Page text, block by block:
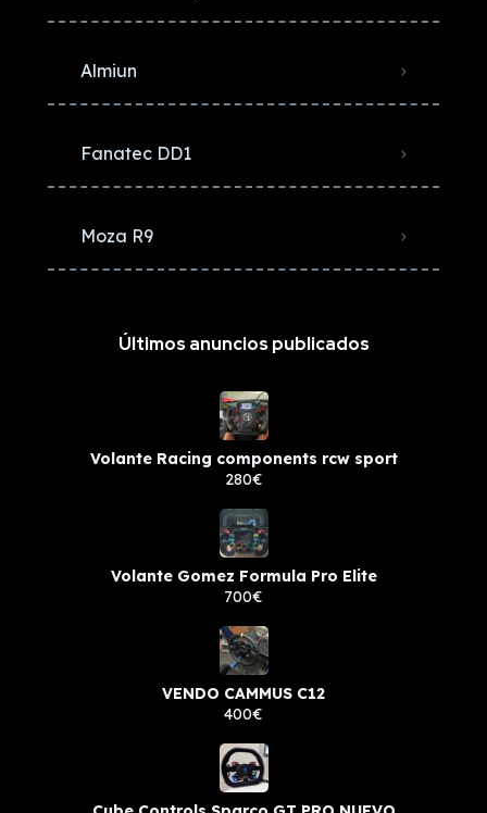
Almiun
Fanatec DD1
Moza R9
Últimos anuncios publicados
Volante Racing components rcw sport
280€
Volante Gomez Formula Pro Elite
700€
VENDO CAMMUS C12
400€